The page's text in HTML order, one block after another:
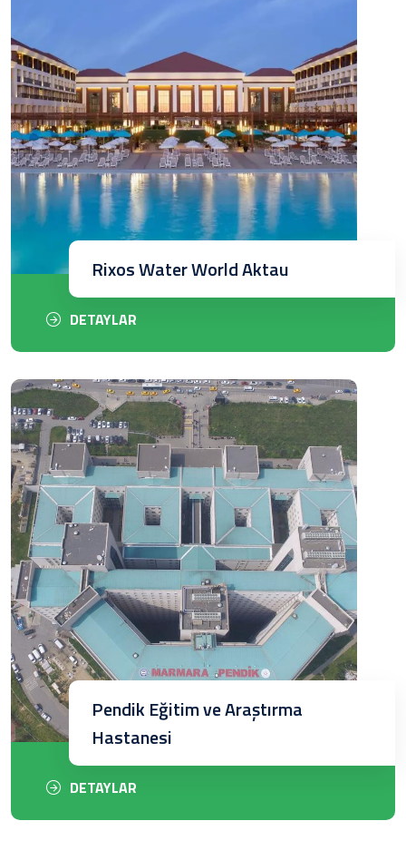
DETAYLAR
Rixos Water World Aktau
DETAYLAR
Pendik Eğitim ve Araştırma
Hastanesi